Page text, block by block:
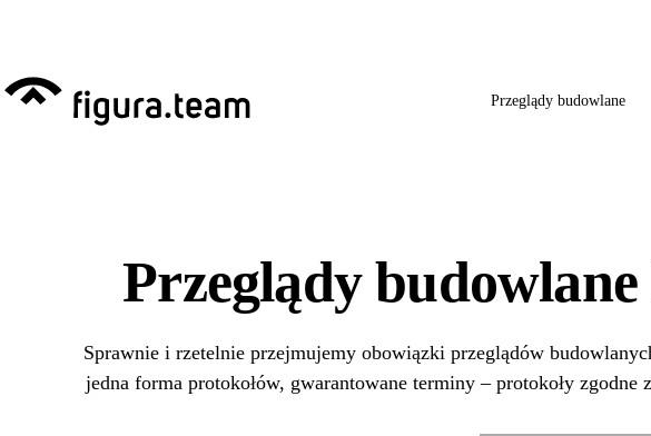
Przeglądy budowlane
Przeglądy budowlane
Sprawnie i rzetelnie przejmujemy obowiązki przeglądów
jedna forma protokołów, gwarantowane terminy – protokoły zgodne